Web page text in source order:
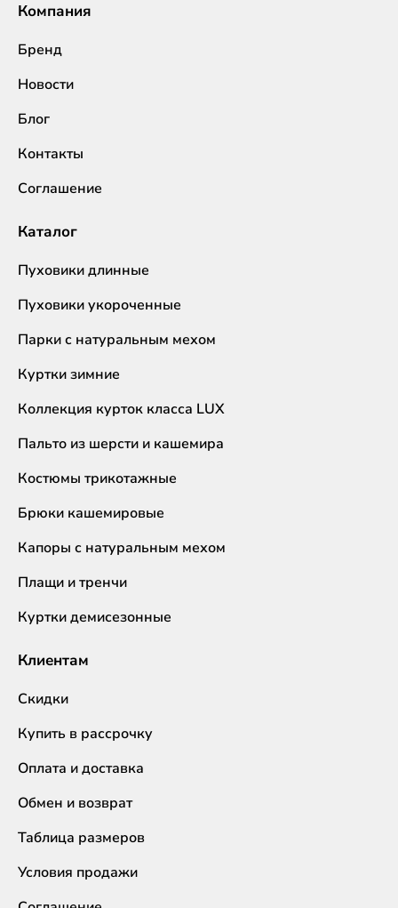
Компания
Бренд
Новости
Блог
Контакты
Соглашение
Каталог
Пуховики длинные
Пуховики укороченные
Парки с натуральным мехом
Куртки зимние
Коллекция курток класса LUX
Пальто из шерсти и кашемира
Костюмы трикотажные
Брюки кашемировые
Капоры с натуральным мехом
Плащи и тренчи
Куртки демисезонные
Клиентам
Скидки
Купить в рассрочку
Оплата и доставка
Обмен и возврат
Таблица размеров
Условия продажи